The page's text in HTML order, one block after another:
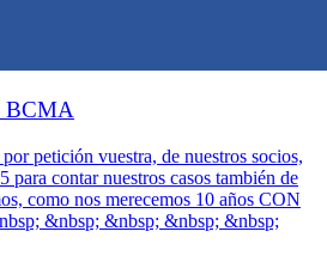
BCMA
petición vuestra, de nuestros socios,
para contar nuestros casos también de
como nos merecemos 10 años CON
&nbsp; &nbsp; &nbsp; &nbsp;